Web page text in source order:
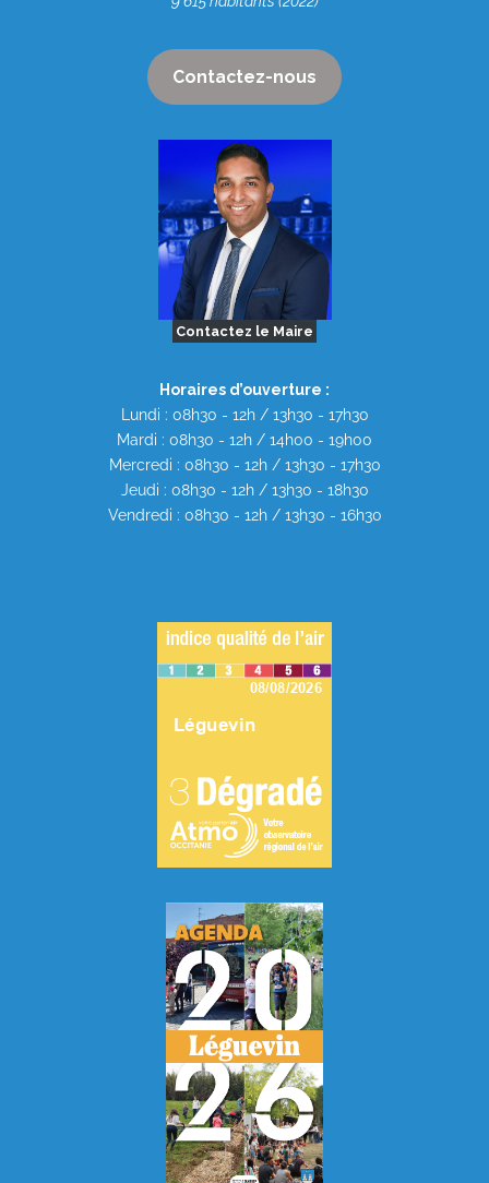
Contactez-nous
Contactez le Maire
Horaires d’ouverture :
Lundi : 08h30 - 12h / 13h30 - 17h30
Mardi : 08h30 - 12h / 14h00 - 19h00
Mercredi : 08h30 - 12h / 13h30 - 17h30
Jeudi : 08h30 - 12h / 13h30 - 18h30
Vendredi : 08h30 - 12h / 13h30 - 16h30